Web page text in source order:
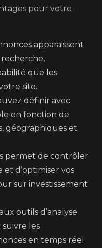
pour votre
apparaissent
que les
site.
définir avec
en fonction de
géographiques et
permet de contrôler
d’optimiser vos
sur investissement
outils d’analyse
suivre les
en temps réel